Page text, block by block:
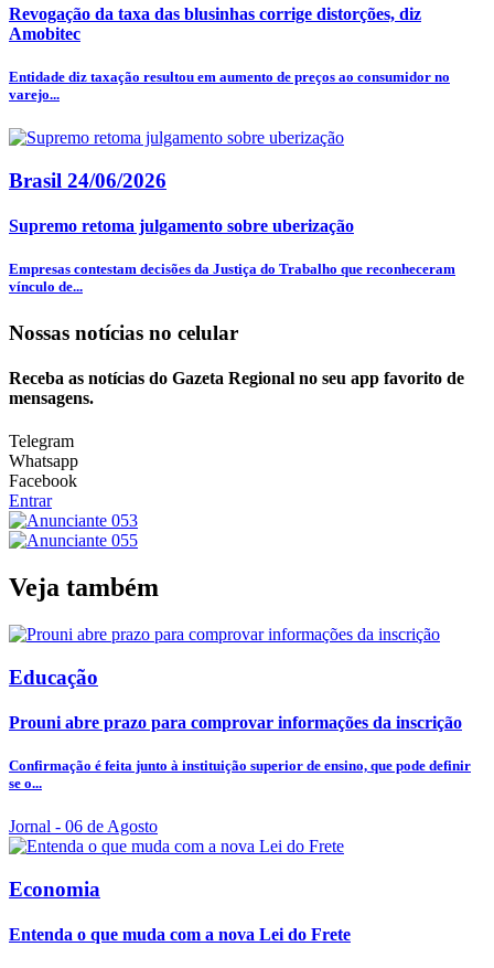
Revogação da taxa das blusinhas corrige distorções, diz
Amobitec
Entidade diz taxação resultou em aumento de preços ao consumidor no
varejo...
Brasil 24/06/2026
Supremo retoma julgamento sobre uberização
Empresas contestam decisões da Justiça do Trabalho que reconheceram
vínculo de...
Nossas notícias no celular
Receba as notícias do Gazeta Regional no seu app favorito de
mensagens.
Telegram
Whatsapp
Facebook
Entrar
Veja também
Educação
Prouni abre prazo para comprovar informações da inscrição
Confirmação é feita junto à instituição superior de ensino, que pode definir
se o...
Jornal - 06 de Agosto
Economia
Entenda o que muda com a nova Lei do Frete